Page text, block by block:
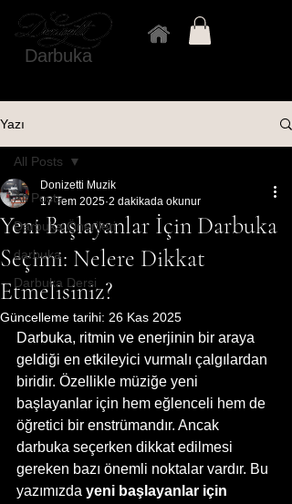
Darbuka
Yazı
All Posts
Darbuka Önerileri
darbuka
Darbuka Dersi
All Posts
Yeni Başlayanlar İçin Darbuka
Seçimi: Nelere Dikkat
Etmelisiniz?
Donizetti Muzik
17 Tem 2025 2 dakikada okunur
Güncelleme tarihi: 26 Kas 2025
Darbuka, ritmin ve enerjinin bir araya
geldiği en etkileyici vurmalı çalgılardan
biridir. Özellikle müziğe yeni
başlayanlar için hem eğlenceli hem de
öğretici bir enstrümandır. Ancak
darbuka seçerken dikkat edilmesi
gereken bazı önemli noktalar vardır. Bu
yazımızda yeni başlayanlar için